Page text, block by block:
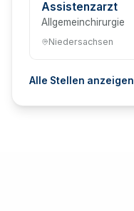
Assistenzarzt
Allgemeinchirurgie
Niedersachsen
Alle Stellen anzeigen